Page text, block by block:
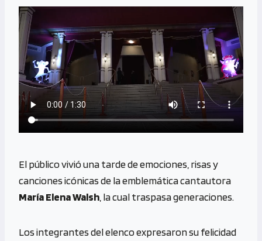
p
El público vivió una tarde de emociones, risas y
canciones icónicas de la emblemática cantautora
María Elena Walsh , la cual traspasa generaciones.
Los integrantes del elenco expresaron su felicidad